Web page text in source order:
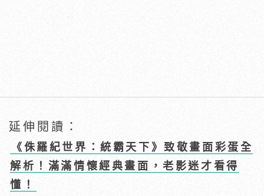
延伸閱讀：
《侏羅紀世界：統霸天下》致敬畫面彩蛋全
解析！滿滿情懷經典畫面，老影迷才看得
懂！